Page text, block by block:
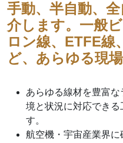
手動、半自動、
介します。一般
ロン線、ETFE線
ど、あらゆる現場
あらゆる線材を豊富
境と状況に対応できる
す。
航空機・宇宙産業界